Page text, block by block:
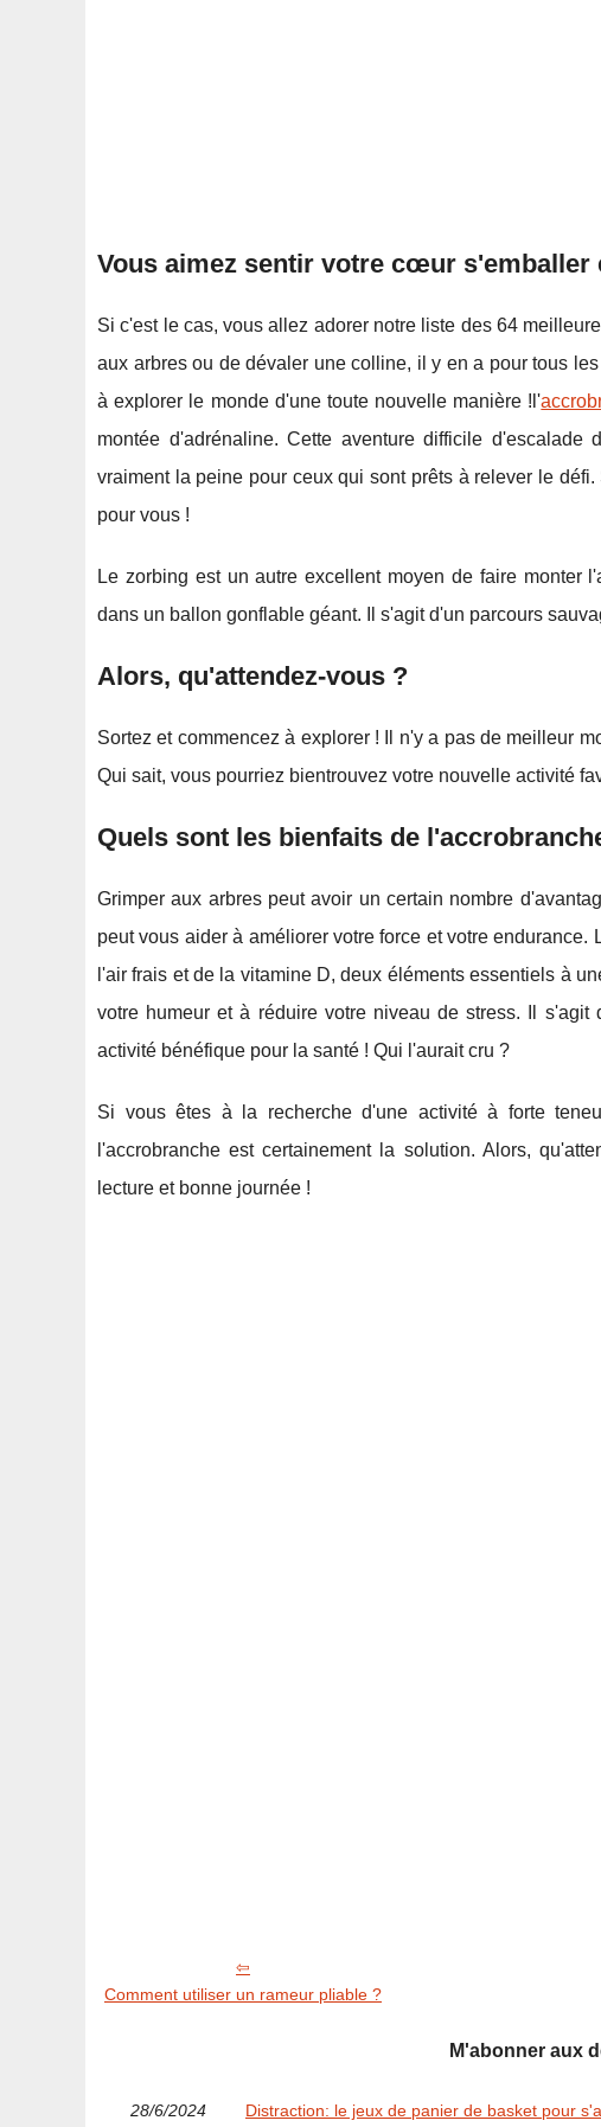
Vous aimez sentir votre cœur s'emballer
Si c'est le cas, vous allez adorer notre liste des 64
aux arbres ou de dévaler une colline, il y en a pour tous
à explorer le monde d'une toute nouvelle manière !l'
montée d'adrénaline. Cette aventure difficile
vraiment la peine pour ceux qui sont prêts à relever le
pour vous !
Le zorbing est un autre excellent moyen de faire monter
dans un ballon gonflable géant. Il s'agit d'un parcours
Alors, qu'attendez-vous ?
Sortez et commencez à explorer ! Il n'y a pas de meilleur
Qui sait, vous pourriez bientrouvez votre nouvelle activité
Quels sont les bienfaits de
Grimper aux arbres peut avoir un certain nombre
peut vous aider à améliorer votre force et votre
l'air frais et de la vitamine D, deux éléments essentiels à
votre humeur et à réduire votre niveau de stress. Il
activité bénéfique pour la santé ! Qui l'aurait cru ?
Si vous êtes à la recherche d'une activité à forte
l'accrobranche est certainement la solution. Alors,
lecture et bonne journée !
Comment utiliser un rameur pliable ?
M'abonner aux
28/6/2024 Distraction: le jeux de panier de basket pour